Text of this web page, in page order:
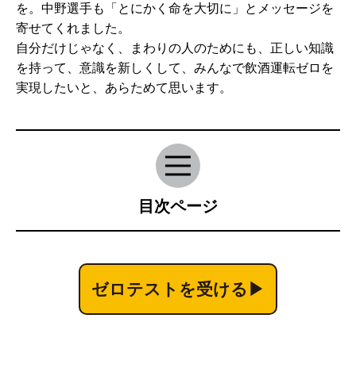
を。中野選手も「とにかく命を大切に」とメッセージを
寄せてくれました。
自分だけじゃなく、まわりの人のためにも、正しい知識
を持って、意識を新しくして、みんなで飲酒運転ゼロを
実現したいと、あらためて思います。
目次ページ
ゼロテストを受ける▶